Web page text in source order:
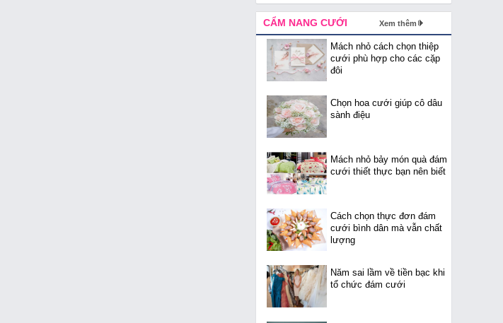
CẨM NANG CƯỚI Xem thêm
Mách nhỏ cách chọn thiệp
cưới phù hợp cho các cặp
đôi
Chọn hoa cưới giúp cô dâu
sành điệu
Mách nhỏ bảy món quà đám
cưới thiết thực bạn nên biết
Cách chọn thực đơn đám
cưới bình dân mà vẫn chất
lượng
Năm sai lầm về tiền bạc khi
tổ chức đám cưới